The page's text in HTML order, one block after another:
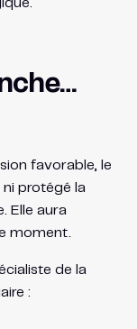
favorable, le
ni protégé la
Elle aura
moment.
de la
: